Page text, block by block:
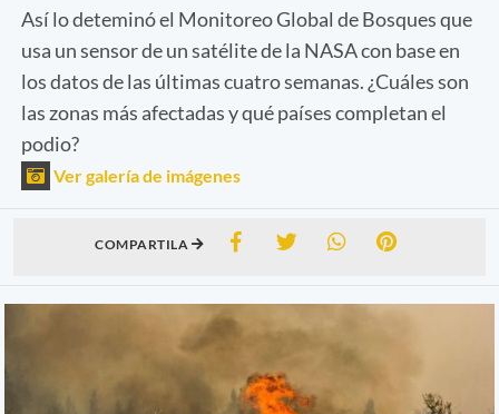
Así lo deteminó el Monitoreo Global de Bosques que
usa un sensor de un satélite de la NASA con base en
los datos de las últimas cuatro semanas. ¿Cuáles son
las zonas más afectadas y qué países completan el
podio?
Ver galería de imágenes
COMPARTILA